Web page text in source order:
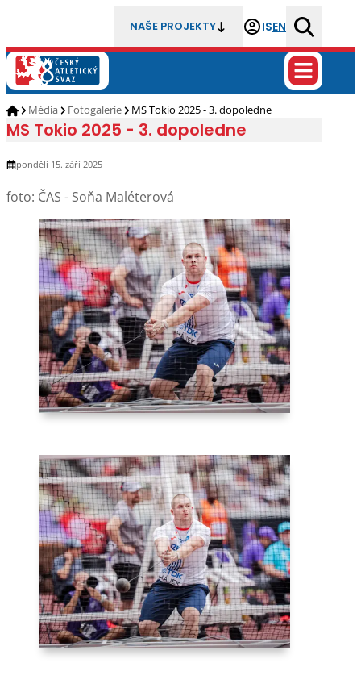
NAŠE PROJEKTY ISEN
Média Fotogalerie MS Tokio 2025 - 3. dopoledne
MS Tokio 2025 - 3. dopoledne
pondělí 15. září 2025
foto: ČAS - Soňa Maléterová